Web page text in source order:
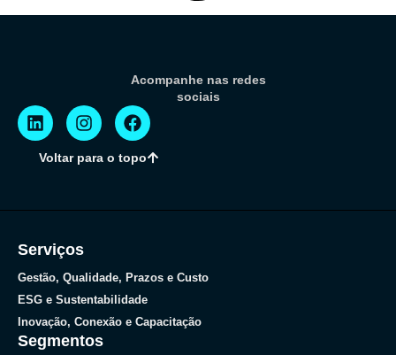
Acompanhe nas redes
sociais
Voltar para o topo
Serviços
Gestão, Qualidade, Prazos e Custo
ESG e Sustentabilidade
Inovação, Conexão e Capacitação
Segmentos